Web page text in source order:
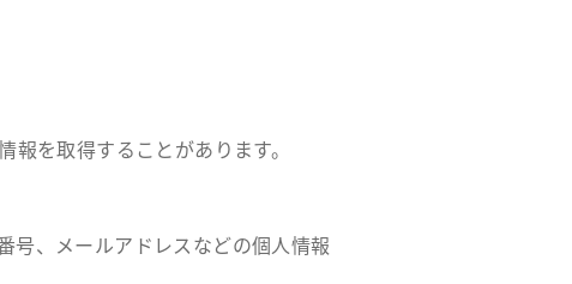
を取得することがあります。
号、メールアドレスなどの個人情報